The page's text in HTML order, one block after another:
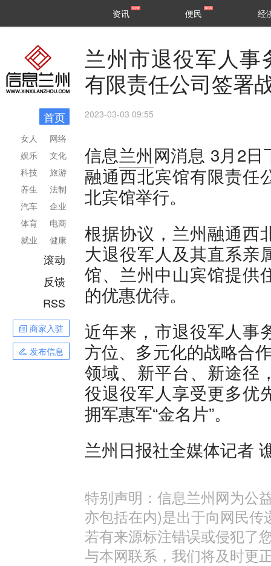
区县
资讯 便民 经
首页
网络
文化
旅游
法制
企业
电商
健康
女人
娱乐
科技
养生
汽车
体育
就业
滚动
反馈
RSS
商家入驻
发布信息
兰州市退役军人
有限责任公司签署
2023-03-03 09:55
信息兰州网消息 3月2日
融通西北宾馆有限责任
北宾馆举行。
根据协议，兰州融通西
大退役军人及其直系亲
馆、兰州中山宾馆提供
的优惠优待。
近年来，市退役军人事
方位、多元化的战略合
领域、新平台、新途径
役退役军人享受更多优
拥军惠军“金名片”。
兰州日报社全媒体记者
特别声明：信息兰州网为公
亦包括在内)是出于向网民
若有来源标注错误或侵犯了
与本网联系，我们将及时更